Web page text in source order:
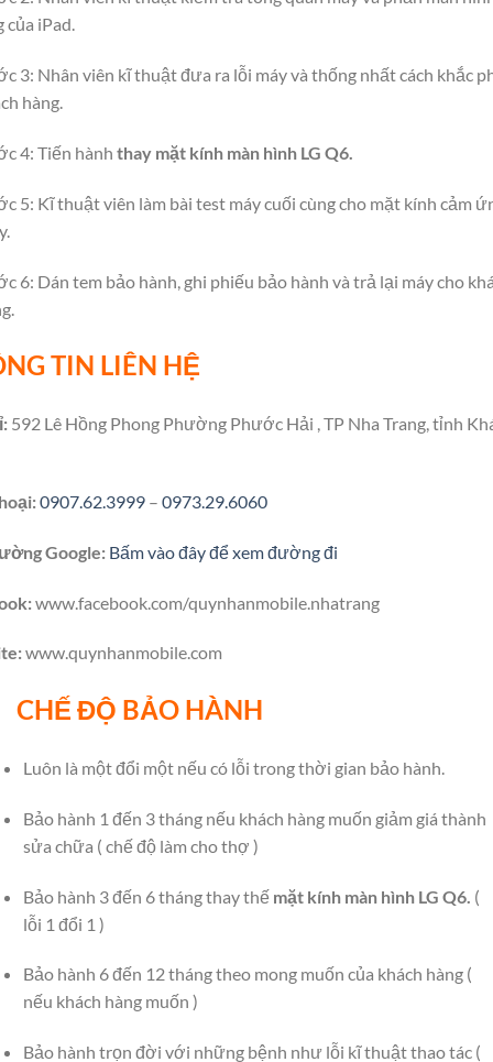
của iPad.
3: Nhân viên kĩ thuật đưa ra lỗi máy và thống nhất cách khắc
hàng.
4: Tiến hành thay mặt kính màn hình LG Q6.
5: Kĩ thuật viên làm bài test máy cuối cùng cho mặt kính cảm
6: Dán tem bảo hành, ghi phiếu bảo hành và trả lại máy cho
TIN LIÊN HỆ
592 Lê Hồng Phong Phường Phước Hải , TP Nha Trang, tỉnh
0907.62.3999 – 0973.29.6060
Google: Bấm vào đây để xem đường đi
www.facebook.com/quynhanmobile.nhatrang
www.quynhanmobile.com
CHẾ ĐỘ BẢO HÀNH
Luôn là một đổi một nếu có lỗi trong thời gian bảo hành.
Bảo hành 1 đến 3 tháng nếu khách hàng muốn giảm giá thành
sửa chữa ( chế độ làm cho thợ )
Bảo hành 3 đến 6 tháng thay thế mặt kính màn hình LG Q6. (
lỗi 1 đổi 1 )
Bảo hành 6 đến 12 tháng theo mong muốn của khách hàng (
nếu khách hàng muốn )
Bảo hành trọn đời với những bệnh như lỗi kĩ thuật thao tác (